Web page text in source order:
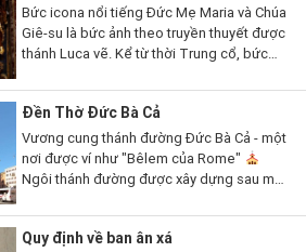
Bức icona nổi tiếng Đức Mẹ Maria và Chúa
Giê-su là bức ảnh theo truyền thuyết được
thánh Luca vẽ. Kể từ thời Trung cổ, bức
biệt, những người chạy đến...
Đền Thờ Đức Bà Cả
Vương cung thánh đường Đức Bà Cả - một
nơi được ví như "Bêlem của Rome"
Ngôi thánh đường được xây dựng sau một
mùa hè trời Rome, nên còn...
Quy định về ban ân xá